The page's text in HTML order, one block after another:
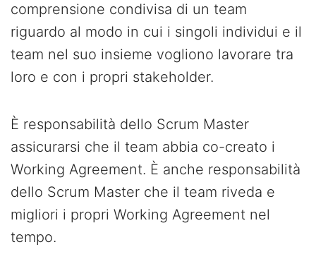
comprensione condivisa di un team
riguardo al modo in cui i singoli individui e il
team nel suo insieme vogliono lavorare tra
loro e con i propri stakeholder.
È responsabilità dello Scrum Master
assicurarsi che il team abbia co-creato i
Working Agreement. È anche responsabilità
dello Scrum Master che il team riveda e
migliori i propri Working Agreement nel
tempo.